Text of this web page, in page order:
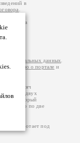
в
авторам
возможна
за
на
персональных данных
о портале и
200 тысяч
более двух
который
указано по две
работает под